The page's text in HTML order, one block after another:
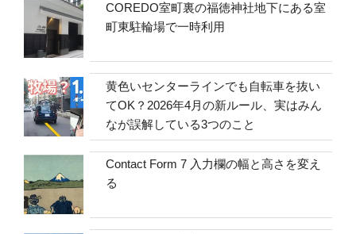
COREDO室町裏の福徳神社地下にある室
町東駐輪場で一時利用
黄色いセンターラインでも自転車を抜い
てOK？2026年4月の新ルール、実はみん
なが誤解している3つのこと
Contact Form 7 入力欄の幅と高さを変え
る